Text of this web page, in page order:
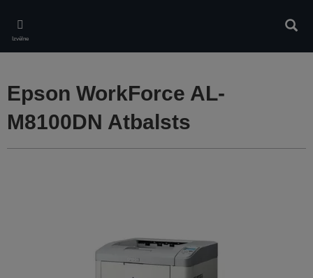
main
content
Izvēlne
Epson WorkForce AL-
M8100DN Atbalsts